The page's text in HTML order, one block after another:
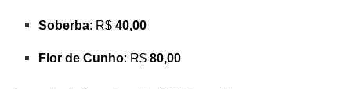
Soberba: R$40,00
Flor de Cunho: R$80,00